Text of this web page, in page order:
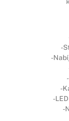
-
-
-
-
-